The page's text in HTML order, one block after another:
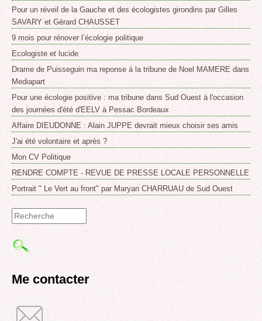
Pour un réveil de la Gauche et des écologistes girondins par Gilles
SAVARY et Gérard CHAUSSET
9 mois pour rénover l’écologie politique
Ecologiste et lucide
Drame de Puisseguin ma reponse á la tribune de Noel MAMERE dans
Mediapart
Pour une écologie positive : ma tribune dans Sud Ouest à l'occasion
des journées d'été d'EELV à Pessac Bordeaux
Affaire DIEUDONNE : Alain JUPPE devrait mieux choisir ses amis
J'ai été volontaire et après ?
Mon CV Politique
RENDRE COMPTE - REVUE DE PRESSE LOCALE PERSONNELLE
Portrait " Le Vert au front" par Maryan CHARRUAU de Sud Ouest
de
recherche
Me contacter